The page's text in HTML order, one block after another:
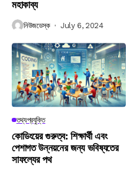
মহাকাব্য
নিউজডেস্ক July 6, 2024
তথ্যপ্রযুক্তি
কোডিংয়ের গুরুত্ব: শিক্ষার্থী এবং
পেশাগত উন্নয়নের জন্য ভবিষ্যতের
সাফল্যের পথ